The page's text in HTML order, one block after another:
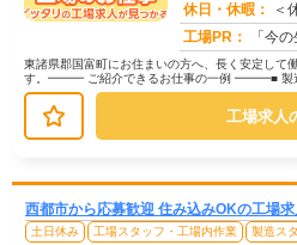
休日・休暇：
＜休日の
工場PR：
「今の生活を変えた
東諸県郡国富町にお住まいの方へ、長く安定して
す。━━━ ご紹介できるお仕事の一例 ━━━■ 製
査・検品（目視チェックなど）■...
工場求人
西都市から応募歓迎 住み込みOKの工場
土日休み 工場スタッフ・工場内作業 製造ス